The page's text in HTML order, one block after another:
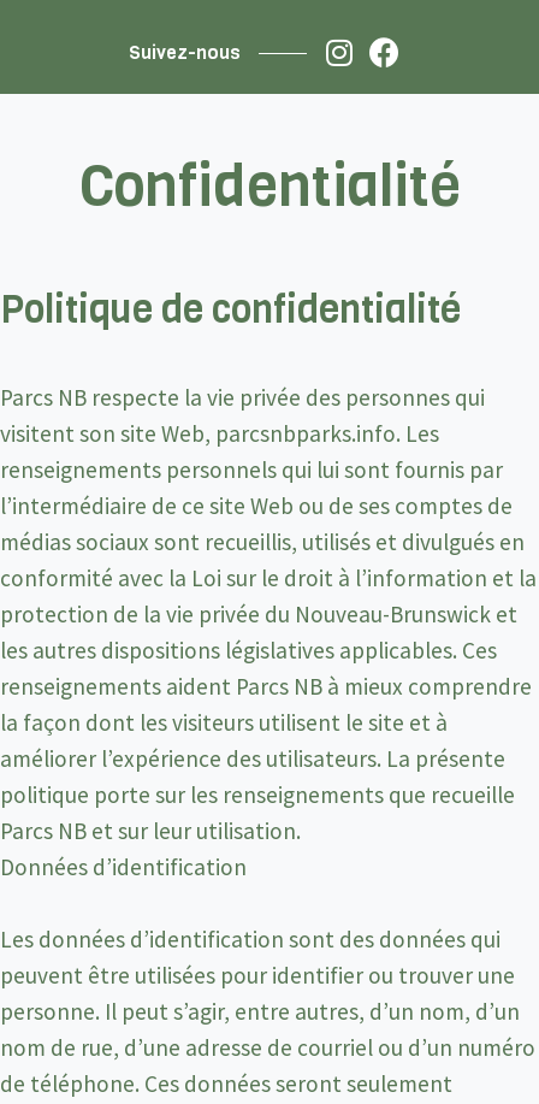
Suivez-nous
Confidentialité
Politique de confidentialité
Parcs NB respecte la vie privée des personnes qui
visitent son site Web, parcsnbparks.info. Les
renseignements personnels qui lui sont fournis par
l’intermédiaire de ce site Web ou de ses comptes de
médias sociaux sont recueillis, utilisés et divulgués en
conformité avec la Loi sur le droit à l’information et la
protection de la vie privée du Nouveau-Brunswick et
les autres dispositions législatives applicables. Ces
renseignements aident Parcs NB à mieux comprendre
la façon dont les visiteurs utilisent le site et à
améliorer l’expérience des utilisateurs. La présente
politique porte sur les renseignements que recueille
Parcs NB et sur leur utilisation.
Données d’identification
Les données d’identification sont des données qui
peuvent être utilisées pour identifier ou trouver une
personne. Il peut s’agir, entre autres, d’un nom, d’un
nom de rue, d’une adresse de courriel ou d’un numéro
de téléphone. Ces données seront seulement